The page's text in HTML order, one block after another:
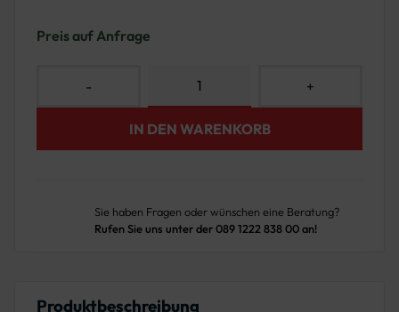
Preis auf Anfrage
- +
IN DEN WARENKORB
Sie haben Fragen oder wünschen eine Beratung?
Rufen Sie uns unter der 089 1222 838 00 an!
Produktbeschreibung